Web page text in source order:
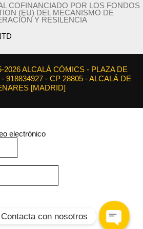
COFINANCIADO POR LOS FONDOS
(EU) DEL MECANISMO DE
Y RESILENCIA
ALCALÁ CÓMICS - PLAZA DE
918834927 - CP 28805 - ALCALÁ DE
[MADRID]
electrónico
Contacta con nosotros